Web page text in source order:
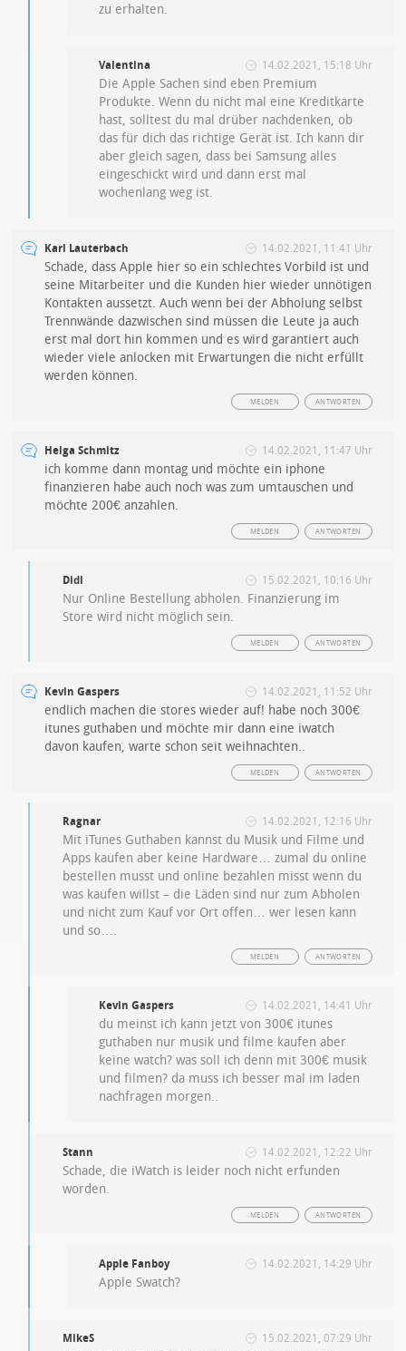
zu erhalten.
Valentina 14.02.2021, 15:18 Uhr
Die Apple Sachen sind eben Premium
Produkte. Wenn du nicht mal eine Kreditkarte
hast, solltest du mal drüber nachdenken, ob
das für dich das richtige Gerät ist. Ich kann dir
aber gleich sagen, dass bei Samsung alles
eingeschickt wird und dann erst mal
wochenlang weg ist.
Karl Lauterbach 14.02.2021, 11:41 Uhr
Schade, dass Apple hier so ein schlechtes Vorbild ist und
seine Mitarbeiter und die Kunden hier wieder unnötigen
Kontakten aussetzt. Auch wenn bei der Abholung selbst
Trennwände dazwischen sind müssen die Leute ja auch
erst mal dort hin kommen und es wird garantiert auch
wieder viele anlocken mit Erwartungen die nicht erfüllt
werden können.
ANTWORTEN
MELDEN
Helga Schmitz 14.02.2021, 11:47 Uhr
ich komme dann montag und möchte ein iphone
finanzieren habe auch noch was zum umtauschen und
möchte 200€ anzahlen.
ANTWORTEN
MELDEN
Didi 15.02.2021, 10:16 Uhr
Nur Online Bestellung abholen. Finanzierung im
Store wird nicht möglich sein.
ANTWORTEN
MELDEN
Kevin Gaspers 14.02.2021, 11:52 Uhr
endlich machen die stores wieder auf! habe noch 300€
itunes guthaben und möchte mir dann eine iwatch
davon kaufen, warte schon seit weihnachten..
ANTWORTEN
MELDEN
Ragnar 14.02.2021, 12:16 Uhr
Mit iTunes Guthaben kannst du Musik und Filme und
Apps kaufen aber keine Hardware… zumal du online
bestellen musst und online bezahlen misst wenn du
was kaufen willst – die Läden sind nur zum Abholen
und nicht zum Kauf vor Ort offen… wer lesen kann
und so….
ANTWORTEN
MELDEN
Kevin Gaspers 14.02.2021, 14:41 Uhr
du meinst ich kann jetzt von 300€ itunes
guthaben nur musik und filme kaufen aber
keine watch? was soll ich denn mit 300€ musik
und filmen? da muss ich besser mal im laden
nachfragen morgen..
Stann 14.02.2021, 12:22 Uhr
Schade, die iWatch is leider noch nicht erfunden
worden.
ANTWORTEN
MELDEN
Apple Fanboy 14.02.2021, 14:29 Uhr
Apple Swatch?
MikeS 15.02.2021, 07:29 Uhr